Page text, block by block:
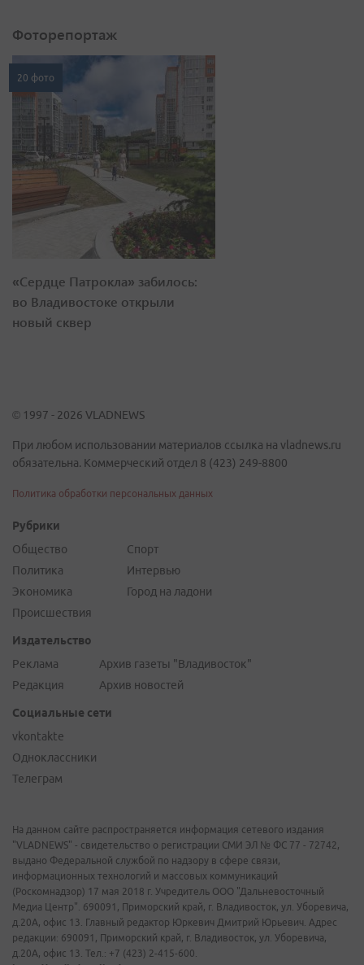
Фоторепортаж
20 фото
«Сердце Патрокла» забилось:
во Владивостоке открыли
новый сквер
© 1997 - 2026 VLADNEWS
При любом использовании материалов ссылка на vladnews.ru
обязательна. Коммерческий отдел 8 (423) 249-8800
Политика обработки персональных данных
Рубрики
Общество
Политика
Экономика
Происшествия
Спорт
Интервью
Город на ладони
Издательство
Реклама
Редакция
Архив газеты "Владивосток"
Архив новостей
Социальные сети
vkontakte
Одноклассники
Телеграм
На данном сайте распространяется информация сетевого издания
"VLADNEWS" - свидетельство о регистрации СМИ ЭЛ № ФС 77 - 72742,
выдано Федеральной службой по надзору в сфере связи,
информационных технологий и массовых коммуникаций
(Роскомнадзор) 17 мая 2018 г. Учредитель ООО "Дальневосточный
Медиа Центр". 690091, Приморский край, г. Владивосток, ул. Уборевича,
д.20А, офис 13. Главный редактор Юркевич Дмитрий Юрьевич. Адрес
редакции: 690091, Приморский край, г. Владивосток, ул. Уборевича,
д.20А, офис 13. Тел.: +7 (423) 2-415-600.